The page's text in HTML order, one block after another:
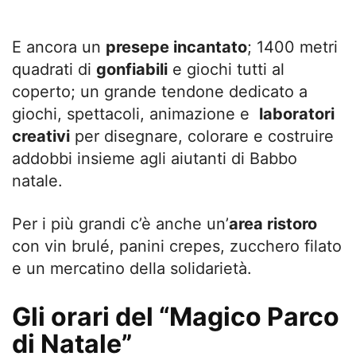
E ancora un presepe incantato; 1400 metri
quadrati di gonfiabili e giochi tutti al
coperto; un grande tendone dedicato a
giochi, spettacoli, animazione e laboratori
creativi per disegnare, colorare e costruire
addobbi insieme agli aiutanti di Babbo
natale.
Per i più grandi c’è anche un’area ristoro
con vin brulé, panini crepes, zucchero filato
e un mercatino della solidarietà.
Gli orari del “Magico Parco
di Natale”